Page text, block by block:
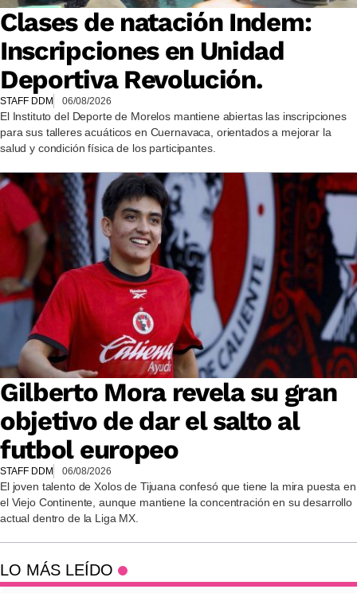
Clases de natación Indem:
Inscripciones en Unidad
Deportiva Revolución.
STAFF DDM 06/08/2026
El Instituto del Deporte de Morelos mantiene abiertas las inscripciones
para sus talleres acuáticos en Cuernavaca, orientados a mejorar la
salud y condición física de los participantes.
Gilberto Mora revela su gran
objetivo de dar el salto al
futbol europeo
STAFF DDM 06/08/2026
El joven talento de Xolos de Tijuana confesó que tiene la mira puesta en
el Viejo Continente, aunque mantiene la concentración en su desarrollo
actual dentro de la Liga MX.
LO MÁS LEÍDO